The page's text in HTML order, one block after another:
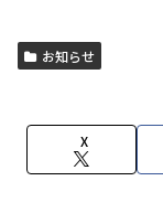
お知らせ
X